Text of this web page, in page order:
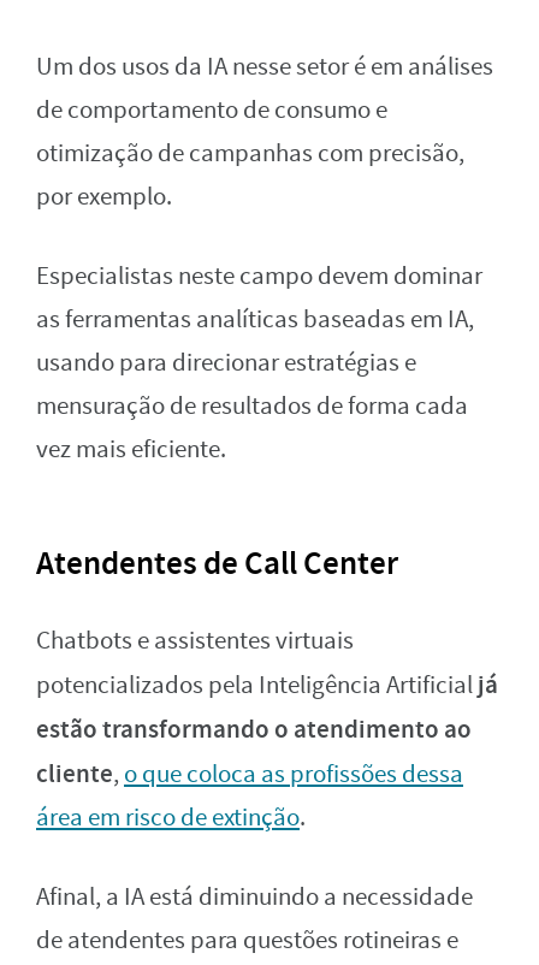
Um dos usos da IA nesse setor é em análises
de comportamento de consumo e
otimização de campanhas com precisão,
por exemplo.
Especialistas neste campo devem dominar
as ferramentas analíticas baseadas em IA,
usando para direcionar estratégias e
mensuração de resultados de forma cada
vez mais eficiente.
Atendentes de Call Center
Chatbots e assistentes virtuais
potencializados pela Inteligência Artificialjá
estão transformando o atendimento ao
cliente, o que coloca as profissões dessa
área em risco de extinção.
Afinal, a IA está diminuindo a necessidade
de atendentes para questões rotineiras e